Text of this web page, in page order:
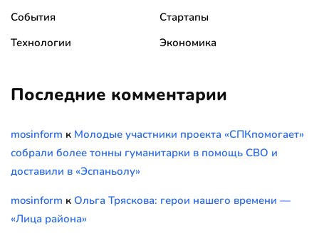
События
Стартапы
Технологии
Экономика
Последние комментарии
mosinform к Молодые участники проекта «СПКпомогает»
собрали более тонны гуманитарки в помощь СВО и
доставили в «Эспаньолу»
mosinform к Ольга Тряскова: герои нашего времени —
«Лица района»